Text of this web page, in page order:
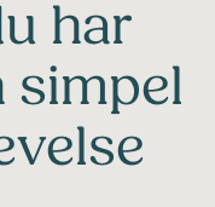
har
simpel